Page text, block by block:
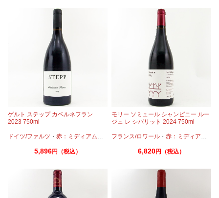
ゲルト ステップ カベルネフラン
2023 750ml
ドイツ/ファルツ ・ 赤：ミディアムボディ ・カベルネフラン
5,896円（税込）
モリー ソミュール シャンピニー ルー
ジュ レ シバリット 2024 750ml
フランス/ロワール ・赤：ミディアムボディ
6,820円（税込）